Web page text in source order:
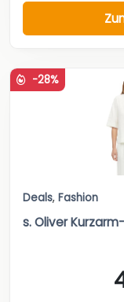
-28%
Deals, Fashion
s. Oliver